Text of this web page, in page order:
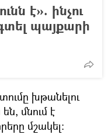
է». ինչու
պայքարի
խթանելու
մնում է
մշակել։